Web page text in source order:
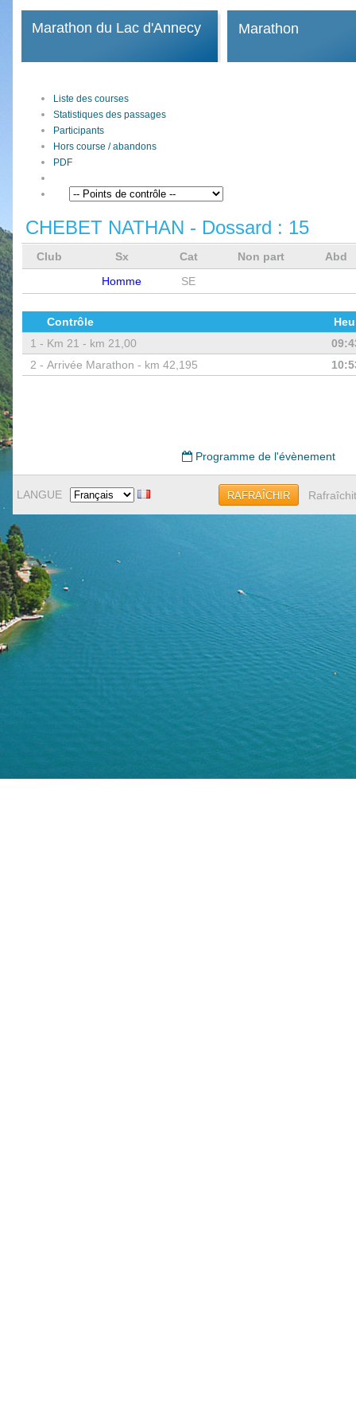
Marathon du Lac d'Annecy Marathon
Liste des courses
Statistiques des passages
Participants
Hors course / abandons
PDF
CHEBET NATHAN - Dossard : 15
Club Sx Cat Non part
Abd
Homme
SE
Contrôle
1 - Km 21 - km 21,00
2 - Arrivée Marathon - km 42,195
Programme de l'évènement
LANGUE RAFRAÎCHIR